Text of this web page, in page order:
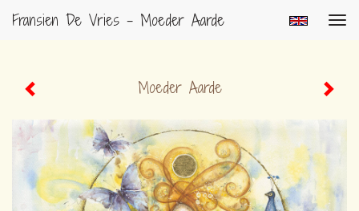
Fransien De Vries - Moeder Aarde
Moeder Aarde